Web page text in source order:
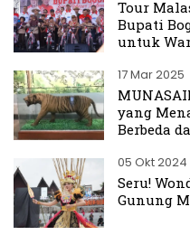
Tour
Bupati
untuk
17 Mar 2025
yang
Berbeda
05 Okt 2024
Seru!
Gunung